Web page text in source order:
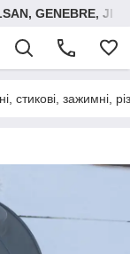
GENEBRE,
стикові, зажимні,